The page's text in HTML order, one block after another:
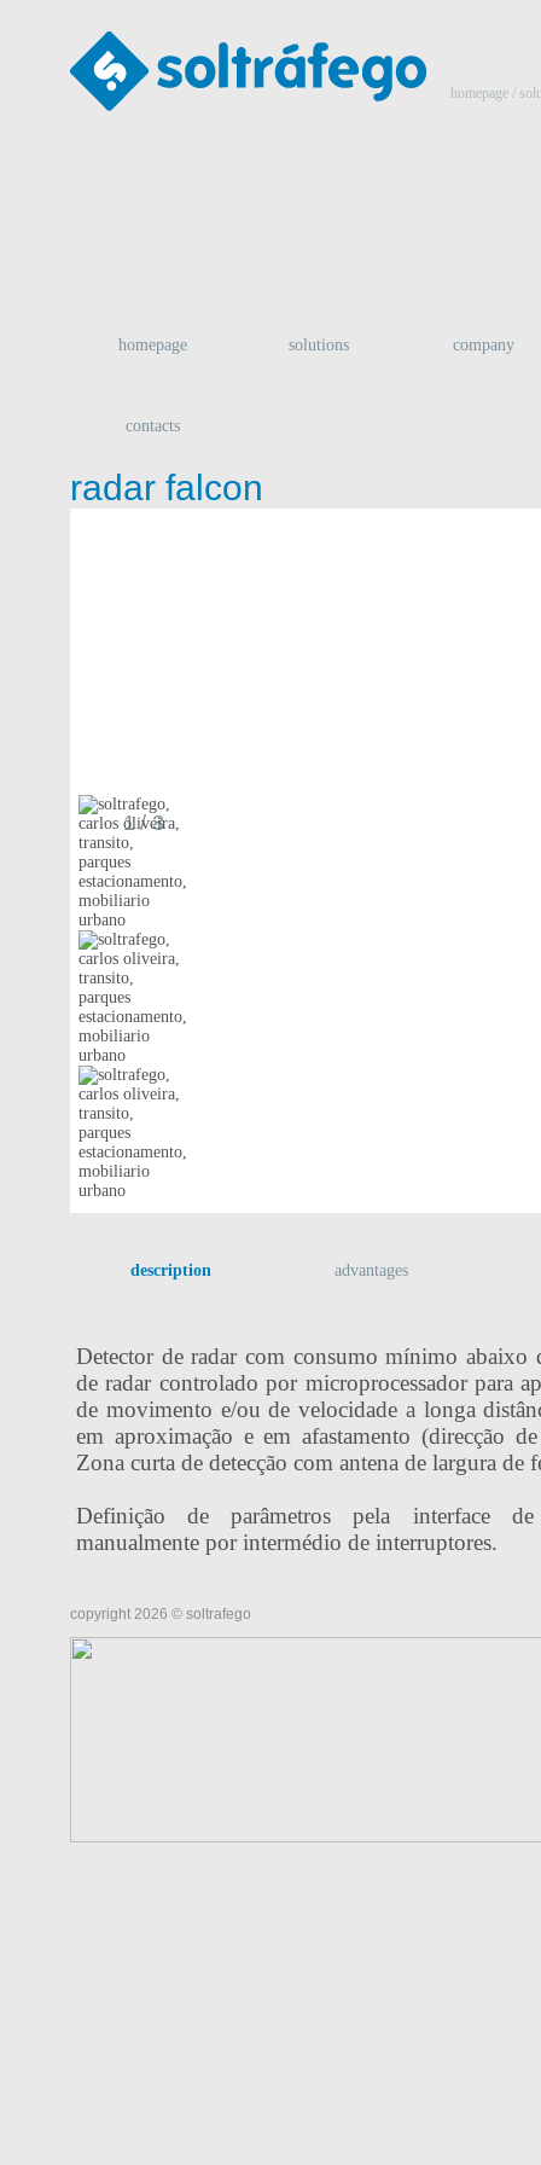
homepage solutions company
contacts
homepage /
radar falcon
1 / 3
description advantages
Detector de radar com consumo mínimo abaixo
de radar controlado por microprocessador para
de movimento e/ou de velocidade a longa
em aproximação e em afastamento (direcção
Zona curta de detecção com antena de largura de
Definição de parâmetros pela interface
manualmente por intermédio de interruptores.
copyright 2026 © soltrafego